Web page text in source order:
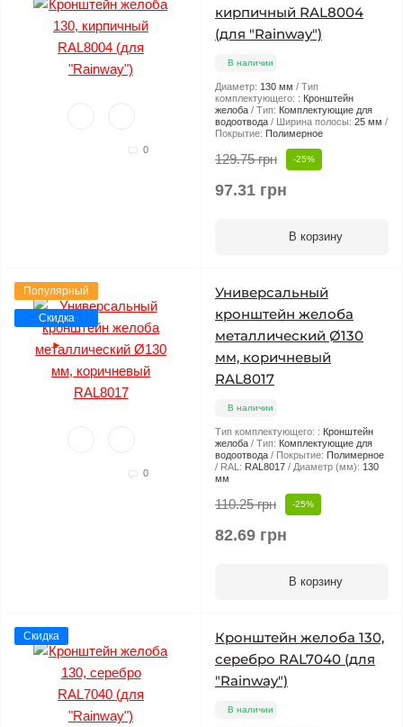
0
кирпичный RAL8004
(для "Rainway")
В наличии
Диаметр: 130 мм
Тип
комплектующего: : Кронштейн
желоба
Тип: Комплектующие для
водоотвода
Ширина полосы: 25 мм
Покрытие: Полимерное
129.75 грн -25%
97.31 грн
В корзину
Популярный
Скидка
►
0
Универсальный
кронштейн желоба
металлический Ø130
мм, коричневый
RAL8017
В наличии
Тип комплектующего: : Кронштейн
желоба
Тип: Комплектующие для
водоотвода
Покрытие: Полимерное
RAL: RAL8017 Диаметр (мм): 130
мм
110.25 грн -25%
82.69 грн
В корзину
Скидка
Кронштейн желоба 130,
серебро RAL7040 (для
"Rainway")
В наличии